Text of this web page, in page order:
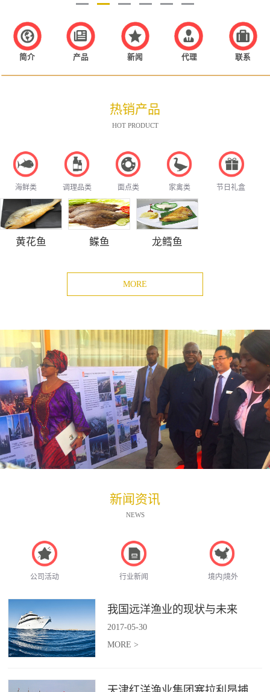
简介 产品 新闻 代理 联系
热销产品
HOT PRODUCT
海鲜类 调理品类 面点类 家禽类 节日礼盒
黄花鱼 鲽鱼 龙鳕鱼
MORE
新闻资讯
NEWS
公司活动 行业新闻 境内|境外
我国远洋渔业的现状与未来
2017-05-30
MORE >